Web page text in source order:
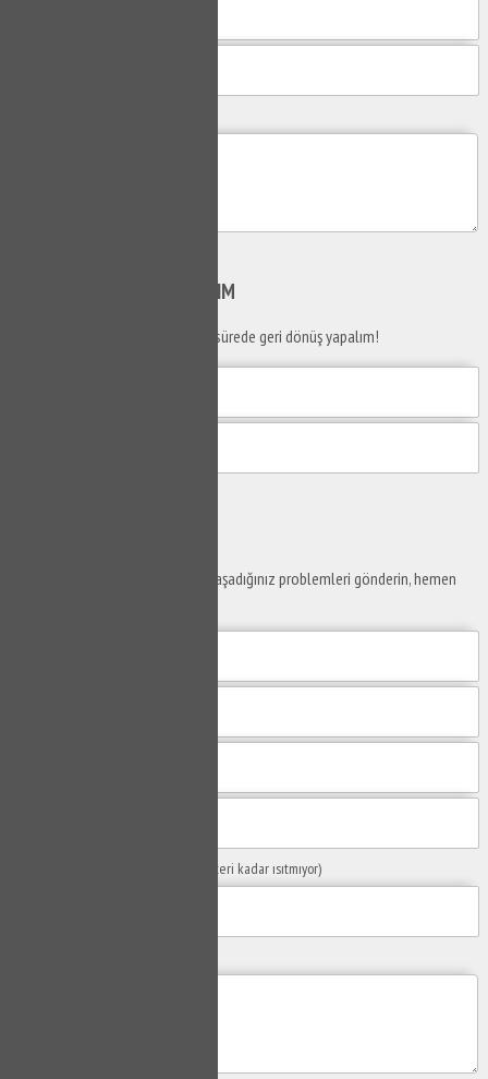
ARAYALIM
Telefon numaranızı bırakın en kısa sürede geri dönüş yapalım!
Yaşam alanlarınız ve ofislerinizde yaşadığınız problemleri gönderin, hemen
(Örn: Kombim yeteri kadar ısıtmıyor)